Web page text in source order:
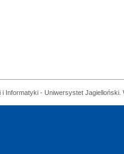
Informatyki - Uniwersystet